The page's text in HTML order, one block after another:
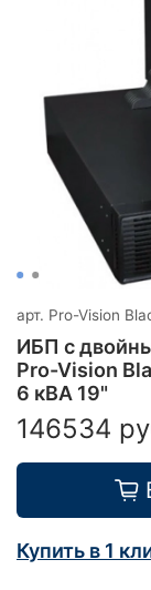
арт. Pro-Vision
ИБП с
Pro-Vision
6 кВА 19"
146534
Купить в 1